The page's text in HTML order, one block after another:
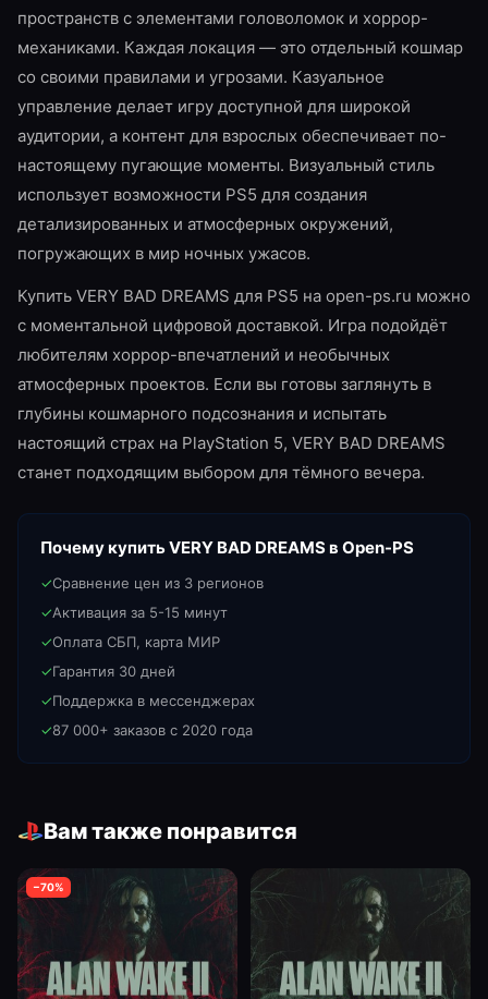
пространств с элементами головоломок и хоррор-
механиками. Каждая локация — это отдельный кошмар
со своими правилами и угрозами. Казуальное
управление делает игру доступной для широкой
аудитории, а контент для взрослых обеспечивает по-
настоящему пугающие моменты. Визуальный стиль
использует возможности PS5 для создания
детализированных и атмосферных окружений,
погружающих в мир ночных ужасов.
Купить VERY BAD DREAMS для PS5 на open-ps.ru можно
с моментальной цифровой доставкой. Игра подойдёт
любителям хоррор-впечатлений и необычных
атмосферных проектов. Если вы готовы заглянуть в
глубины кошмарного подсознания и испытать
настоящий страх на PlayStation 5, VERY BAD DREAMS
станет подходящим выбором для тёмного вечера.
Почему купитьVERY BAD DREAMSв Open-PS
✓Сравнение цен из 3 регионов
✓Активация за 5-15 минут
✓Оплата СБП, карта МИР
✓Гарантия 30 дней
✓Поддержка в мессенджерах
✓87 000+ заказов с 2020 года
Вам также понравится
−70%